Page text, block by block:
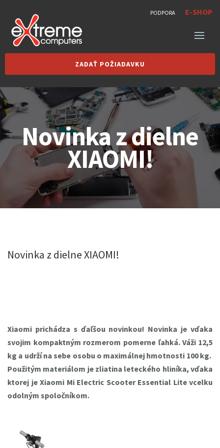
PODPORA E-SHOP
ZADAŤ POŽIADAVKU
Novinka z dielne
XIAOMI!
Novinka z dielne XIAOMI!
Xiaomi prichádza s ďaľšou novinkou! Novinka je vďaka
svojim kompaktným rozmerom pomerne ľahká. Váži 12,5
kg a udrží na sebe osobu o maximálnej hmotnosti 100 kg.
Použitým materiálom je zliatina leteckého hliníka, vďaka
ktorej je Xiaomi Mi Electric Scooter Essential Lite vcelku
odolným spoločníkom.